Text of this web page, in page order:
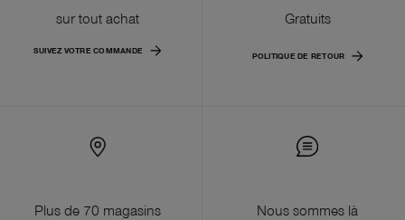
sur tout achat
SUIVEZ VOTRE COMMANDE
Gratuits
POLITIQUE DE RETOUR
Plus de 70 magasins
Nous sommes là